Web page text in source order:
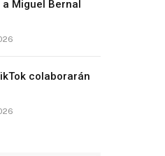
Miguel Bernal
colaborarán